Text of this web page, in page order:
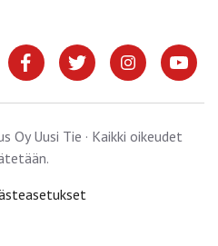
Oy Uusi Tie · Kaikki oikeudet